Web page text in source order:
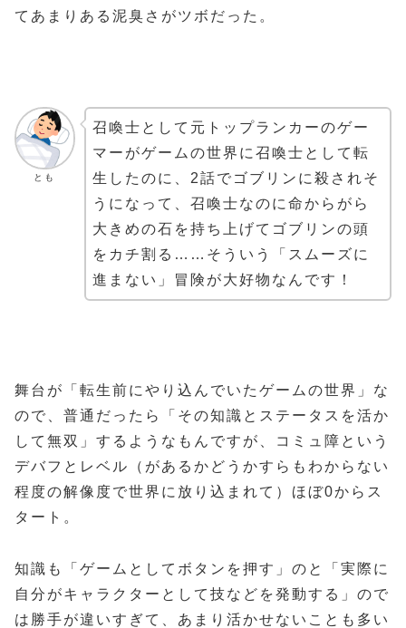
てあまりある泥臭さがツボだった。
とも
召喚士として元トップランカーのゲー
マーがゲームの世界に召喚士として転
生したのに、2話でゴブリンに殺されそ
うになって、召喚士なのに命からがら
大きめの石を持ち上げてゴブリンの頭
をカチ割る……そういう「スムーズに
進まない」冒険が大好物なんです！
舞台が「転生前にやり込んでいたゲームの世界」な
ので、普通だったら「その知識とステータスを活か
して無双」するようなもんですが、コミュ障という
デバフとレベル（があるかどうかすらもわからない
程度の解像度で世界に放り込まれて）ほぼ0からス
タート。
知識も「ゲームとしてボタンを押す」のと「実際に
自分がキャラクターとして技などを発動する」ので
は勝手が違いすぎて、あまり活かせないことも多い